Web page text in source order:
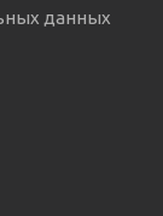
данных